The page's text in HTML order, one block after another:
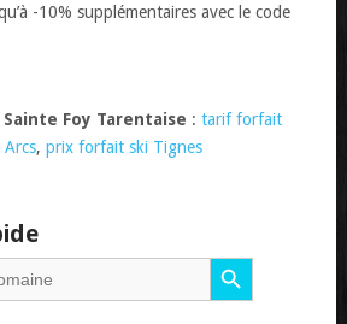
-10% supplémentaires avec le code
Foy Tarentaise : tarif forfait
, prix forfait ski Tignes
Search Button